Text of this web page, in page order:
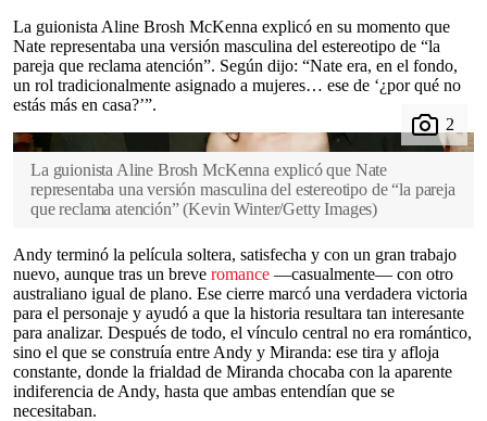
La guionista Aline Brosh McKenna explicó en su momento que
Nate representaba una versión masculina del estereotipo de “la
pareja que reclama atención”. Según dijo: “Nate era, en el fondo,
un rol tradicionalmente asignado a mujeres… ese de ‘¿por qué no
estás más en casa?’”.
La guionista Aline Brosh McKenna explicó que Nate
representaba una versión masculina del estereotipo de “la pareja
que reclama atención” (Kevin Winter/Getty Images)
Andy terminó la película soltera, satisfecha y con un gran trabajo
nuevo, aunque tras un breve romance —casualmente— con otro
australiano igual de plano. Ese cierre marcó una verdadera victoria
para el personaje y ayudó a que la historia resultara tan interesante
para analizar. Después de todo, el vínculo central no era romántico,
sino el que se construía entre Andy y Miranda: ese tira y afloja
constante, donde la frialdad de Miranda chocaba con la aparente
indiferencia de Andy, hasta que ambas entendían que se
necesitaban.